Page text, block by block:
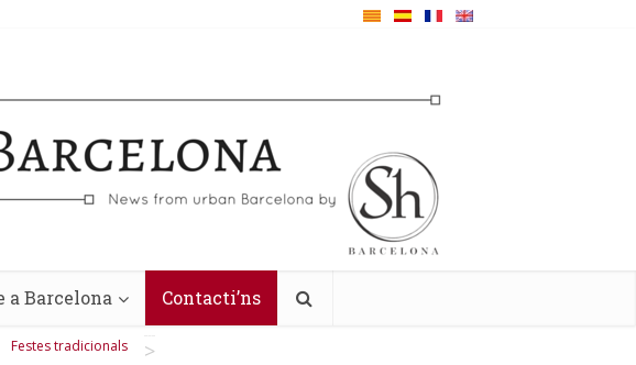
a Barcelona Contacti’ns
Festes tradicionals >